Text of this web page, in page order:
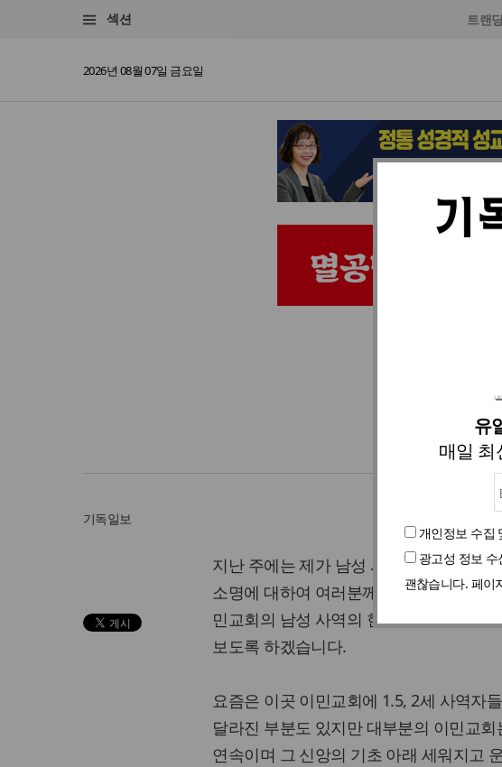
섹션 트랜딩
2026년 08월 07일 금요일
유
매일 최
개인정보 수집
광고성 정보 수
괜찮습니다. 페이
오
이병일
기독일보
지난 주에는 제가 남성 사역에 헌신 하게
소명에 대하여 여러분께 소개하였습니다.
민교회의 남성 사역의 현주소와 나가야
보도록 하겠습니다.
요즘은 이곳 이민교회에 1.5, 2세 사역자
달라진 부분도 있지만 대부분의 이민교
연속이며 그 신앙의 기초 아래 세워지고